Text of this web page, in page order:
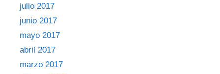
julio 2017
junio 2017
mayo 2017
abril 2017
marzo 2017